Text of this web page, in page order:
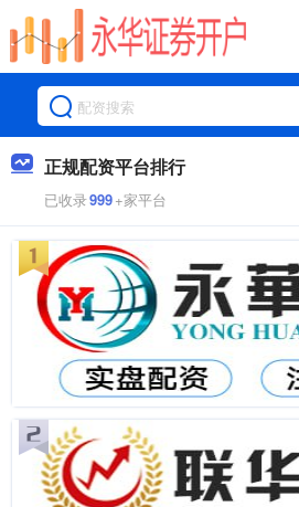
正规配资平台排行
已收录999+家平台